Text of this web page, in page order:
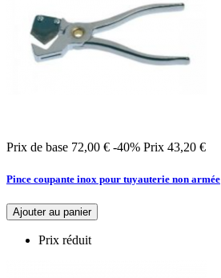
Prix de base 72,00 € -40% Prix 43,20 €
Pince coupante inox pour tuyauterie non armée
Ajouter au panier
Prix réduit